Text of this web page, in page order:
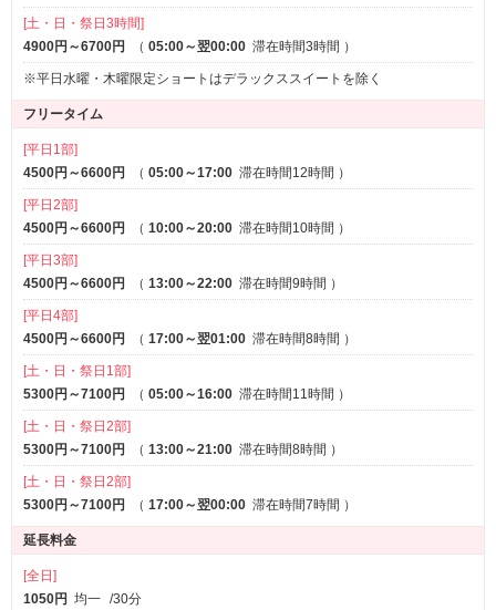
④お宝ガチャ
２１２/２１０/２１５/２２０にお宝ガチャ設置！
ルーム料金割引やドリンク・フード無料券からお役立ちグッズ、大
当りはディズニーランド＆シーの無料招待券など
ドキドキのガチャを設置いたしました。ご利用の際は一度運試しの
価値あり！
⑤素泊り宿泊
土曜日でも連休中でも23時～翌11時まで全部屋基本料金から40％割
引！
各種割引やすべてのサービスはお使い出来ません。
◎宿泊時（平日のみ）
朝食２名様分無料！ 和・洋・焼きおにぎりから選べます♪
土・祝前日の宿泊は焼きおにぎりが無料です！
無料貸し出しのコスチュームやバスグッズも多数ご用意していま
す。
新作コスプレ衣装の大量補充！
★夏祭りショート浴衣
★花魁
★ピンクセーラー服
無料貸し出し・・・プレイステーション４導入！
ソフト
★鉄拳７
[土・日・祭日3時間]
4900円～6700円
（ 05:00～翌00:00 滞在時間3時間 ）
※平日水曜・木曜限定ショートはデラックススイートを除く
フリータイム
[平日1部]
4500円～6600円
（ 05:00～17:00 滞在時間12時間 ）
[平日2部]
4500円～6600円
（ 10:00～20:00 滞在時間10時間 ）
[平日3部]
4500円～6600円
（ 13:00～22:00 滞在時間9時間 ）
[平日4部]
4500円～6600円
（ 17:00～翌01:00 滞在時間8時間 ）
[土・日・祭日1部]
5300円～7100円
（ 05:00～16:00 滞在時間11時間 ）
[土・日・祭日2部]
5300円～7100円
（ 13:00～21:00 滞在時間8時間 ）
[土・日・祭日2部]
5300円～7100円
（ 17:00～翌00:00 滞在時間7時間 ）
延長料金
[全日]
1050円 均一 /30分